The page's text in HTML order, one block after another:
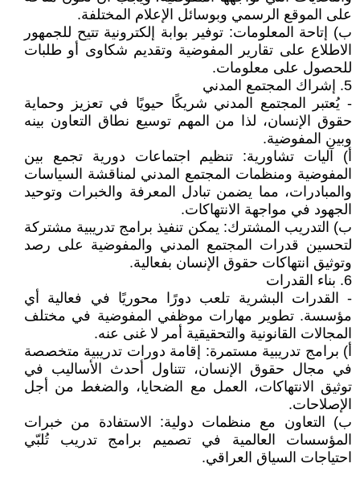
على الموقع الرسمي وبوسائل الإعلام المختلفة.
‌ب) إتاحة المعلومات: توفير بوابة إلكترونية تتيح للجمهور
الاطلاع على تقارير المفوضية وتقديم شكاوى أو طلبات
للحصول على معلومات.
5. إشراك المجتمع المدني
- يُعتبر المجتمع المدني شريكًا حيويًا في تعزيز وحماية
حقوق الإنسان، لذا من المهم توسيع نطاق التعاون بينه
وبين المفوضية.
‌أ) آليات تشاورية: تنظيم اجتماعات دورية تجمع بين
المفوضية ومنظمات المجتمع المدني لمناقشة السياسات
والمبادرات، مما يضمن تبادل المعرفة والخبرات وتوحيد
الجهود في مواجهة الانتهاكات.
‌ب) التدريب المشترك: يمكن تنفيذ برامج تدريبية مشتركة
لتحسين قدرات المجتمع المدني والمفوضية على رصد
وتوثيق انتهاكات حقوق الإنسان بفعالية.
6. بناء القدرات
- القدرات البشرية تلعب دورًا محوريًا في فعالية أي
مؤسسة. تطوير مهارات موظفي المفوضية في مختلف
المجالات القانونية والتحقيقية أمر لا غنى عنه.
‌أ) برامج تدريبية مستمرة: إقامة دورات تدريبية متخصصة
في مجال حقوق الإنسان، تتناول أحدث الأساليب في
توثيق الانتهاكات، العمل مع الضحايا، والضغط من أجل
الإصلاحات.
‌ب) التعاون مع منظمات دولية: الاستفادة من خبرات
المؤسسات العالمية في تصميم برامج تدريب تُلبّي
احتياجات السياق العراقي.